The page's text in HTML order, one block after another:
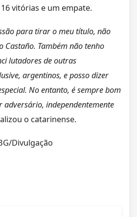
vitórias e um empate.
para tirar o meu título, não
Castaño. Também não tenho
lutadores de outras
argentinos, e posso dizer
No entanto, é sempre bom
adversário, independentemente
o catarinense.
Divulgação